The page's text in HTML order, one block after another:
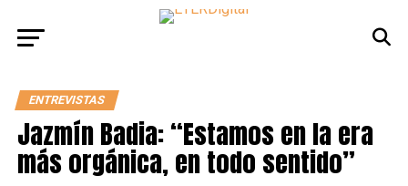
ENTREVISTAS
Jazmín Badia: “Estamos en la era
más orgánica, en todo sentido”